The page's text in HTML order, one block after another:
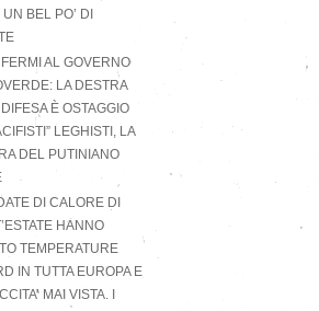
BEL PO’ DI
AL GOVERNO
LA DESTRA
È OSTAGGIO
LEGHISTI, LA
DEL PUTINIANO
DI CALORE DI
HANNO
TEMPERATURE
IN TUTTA EUROPA E
MAI VISTA. I